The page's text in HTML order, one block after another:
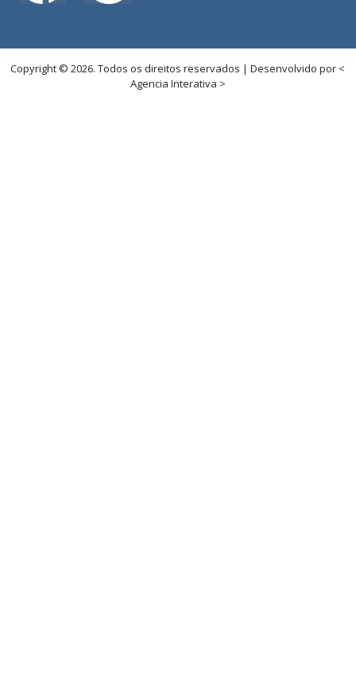
Copyright © 2026. Todos os direitos reservados | Desenvolvido por <
Agencia Interativa >